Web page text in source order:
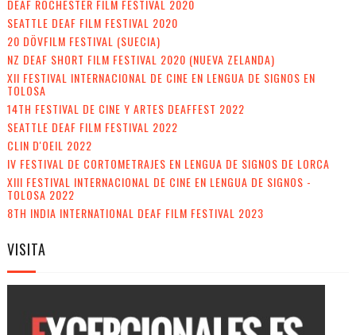
DEAF ROCHESTER FILM FESTIVAL 2020
SEATTLE DEAF FILM FESTIVAL 2020
20 DÖVFILM FESTIVAL (SUECIA)
NZ DEAF SHORT FILM FESTIVAL 2020 (NUEVA ZELANDA)
XII FESTIVAL INTERNACIONAL DE CINE EN LENGUA DE SIGNOS EN
TOLOSA
14TH FESTIVAL DE CINE Y ARTES DEAFFEST 2022
SEATTLE DEAF FILM FESTIVAL 2022
CLIN D'OEIL 2022
IV FESTIVAL DE CORTOMETRAJES EN LENGUA DE SIGNOS DE LORCA
XIII FESTIVAL INTERNACIONAL DE CINE EN LENGUA DE SIGNOS -
TOLOSA 2022
8TH INDIA INTERNATIONAL DEAF FILM FESTIVAL 2023
VISITA